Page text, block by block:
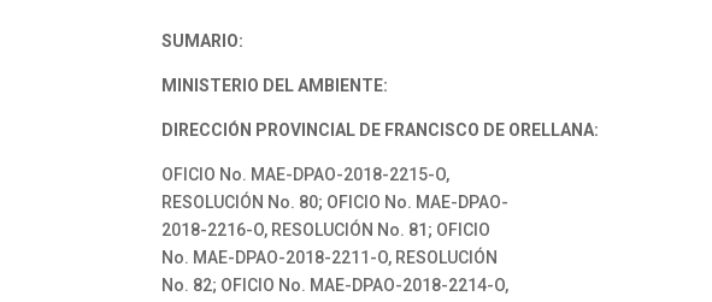
SUMARIO:
MINISTERIO DEL AMBIENTE:
DIRECCIÓN PROVINCIAL DE FRANCISCO DE ORELLANA:
OFICIO No. MAE-DPAO-2018-2215-O,
RESOLUCIÓN No. 80; OFICIO No. MAE-DPAO-
2018-2216-O, RESOLUCIÓN No. 81; OFICIO
No. MAE-DPAO-2018-2211-O, RESOLUCIÓN
No. 82; OFICIO No. MAE-DPAO-2018-2214-O,